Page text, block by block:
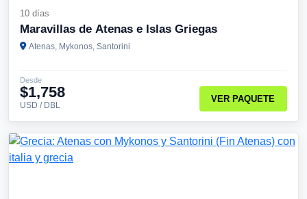
10 días
Maravillas de Atenas e Islas Griegas
Atenas, Mykonos, Santorini
Desde
$1,758
USD / DBL
VER PAQUETE